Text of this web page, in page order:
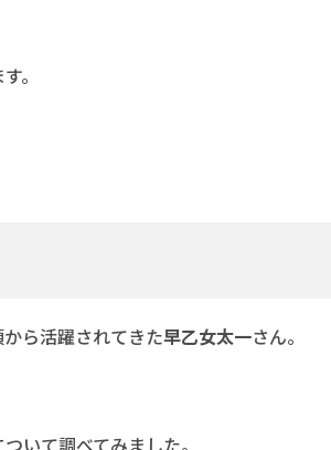
。
ら活躍されてきた早乙女太一さん。
いて調べてみました。